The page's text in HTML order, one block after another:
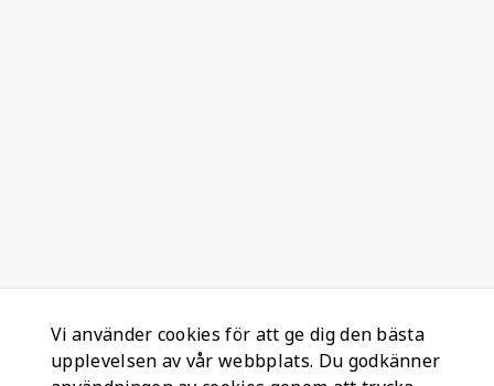
Vi använder cookies för att ge dig den bästa
upplevelsen av vår webbplats. Du godkänner